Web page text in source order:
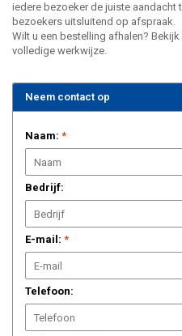
iedere bezoeker de juiste aandacht
bezoekers uitsluitend op afspraak.
Wilt u een bestelling afhalen?
volledige werkwijze.
Neem contact op
Naam: *
Bedrijf:
E-mail: *
Telefoon: